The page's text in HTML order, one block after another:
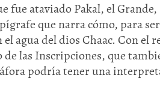
fue ataviado Pakal, el
que narra cómo, para
agua del dios Chaac. Con el
de las Inscripciones, que
podría tener una